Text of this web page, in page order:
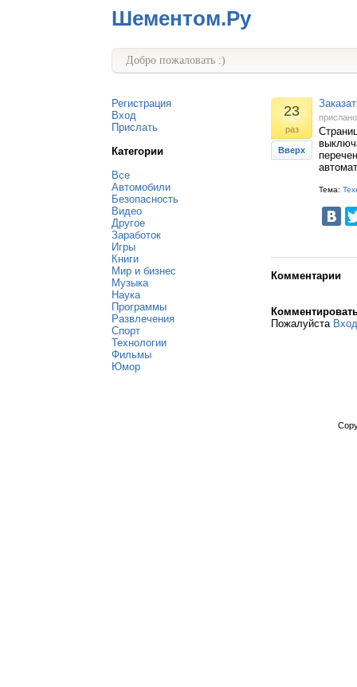
Шементом.Ру
Добро пожаловать :)
Регистрация
Вход
Прислать
Категории
Все
Автомобили
Безопасность
Видео
Другое
Заработок
Игры
Книги
Мир и бизнес
Музыка
Наука
Программы
Развлечения
Спорт
Технологии
Фильмы
Юмор
23
раз
Вверх
Тема:
Комментарии
Пожалуйста Вход